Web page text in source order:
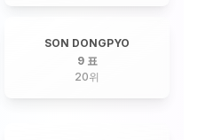
SON DONGPYO
9 표
20위